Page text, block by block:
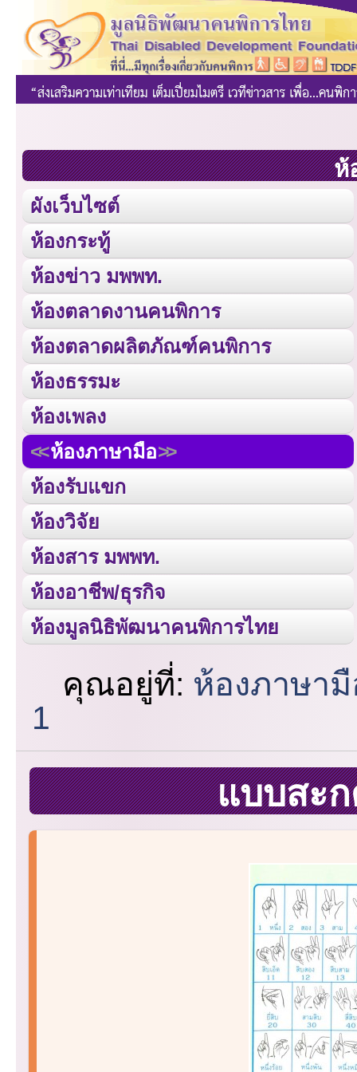
ห้
ผังเว็บไซต์
ห้องกระทู้
ห้องข่าว มพพท.
ห้องตลาดงานคนพิการ
ห้องตลาดผลิตภัณฑ์คนพิการ
ห้องธรรมะ
ห้องเพลง
ห้องภาษามือ
ห้องรับแขก
ห้องวิจัย
ห้องสาร มพพท.
ห้องอาชีพ/ธุรกิจ
ห้องมูลนิธิพัฒนาคนพิการไทย
คุณอยู่ที่: ห้องภาษา
1
แบบสะ